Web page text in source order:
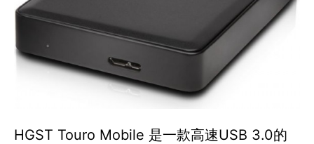
HGST Touro Mobile 是一款高速USB 3.0的